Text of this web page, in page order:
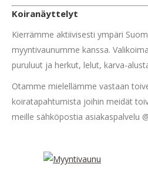
Koiranäyttelyt
Kierrämme aktiivisesti ympäri
myyntivaunumme kanssa.
puruluut ja herkut, lelut, karva-
Otamme mielellämme vastaan
koiratapahtumista joihin meidät
meille sähköpostia asiakaspalvelu